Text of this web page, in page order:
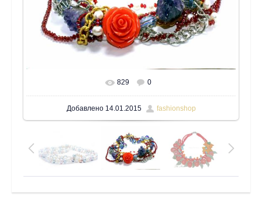
В реальном размере 1600x1200
829 0
Добавлено14.01.2015 fashionshop